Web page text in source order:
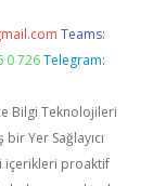
Teams:
0 726 Telegram:
Bilgi Teknolojileri
Yer Sağlayıcı
içerikleri proaktif